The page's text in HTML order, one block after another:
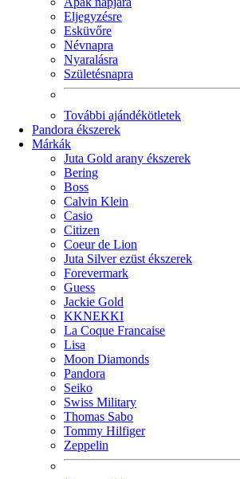
Eljegyzésre
Esküvőre
Névnapra
Nyaralásra
Születésnapra
További ajándékötletek
Pandora ékszerek
Márkák
Juta Gold arany ékszerek
Bering
Boss
Calvin Klein
Casio
Citizen
Coeur de Lion
Juta Silver ezüst ékszerek
Forevermark
Guess
Jackie Gold
KKNEKKI
La Coque Francaise
Lisa
Moon Diamonds
Pandora
Seiko
Swiss Military
Thomas Sabo
Tommy Hilfiger
Zeppelin